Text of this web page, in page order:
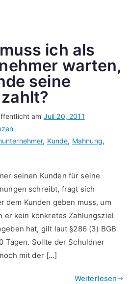
ich als
warten,
seine
am Juli 20, 2011
, Kunde, Mahnung,
seinen Kunden für seine
schreibt, fragt sich
dem Kunden geben muss, um
er kein konkretes Zahlungsziel
hat, gilt laut §286 (3) BGB
Tagen. Sollte der Schuldner
mit der […]
Weiterlesen